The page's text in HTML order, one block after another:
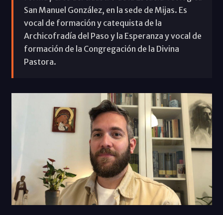
San Manuel González, en la sede de Mijas. Es
vocal de formación y catequista de la
Archicofradía del Paso y la Esperanza y vocal de
formación de la Congregación de la Divina
Pastora.